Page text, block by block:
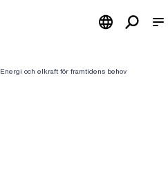
Energi och elkraft för framtidens behov